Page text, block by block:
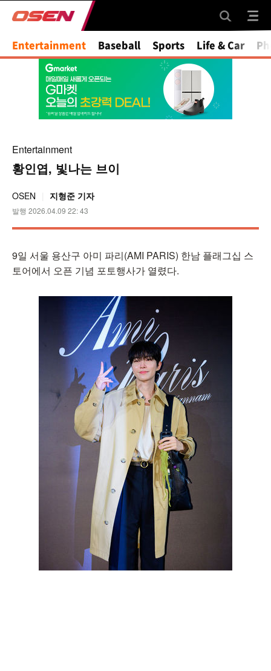
Mute
Entertainment Baseball Sports Life & Car
Entertainment
황인엽, 빛나는 브이
OSEN 지형준 기자
발행 2026.04.09 22: 43
9일 서울 용산구 아미 파리(AMI PARIS) 한남 플래그십 스
토어에서 오픈 기념 포토행사가 열렸다.